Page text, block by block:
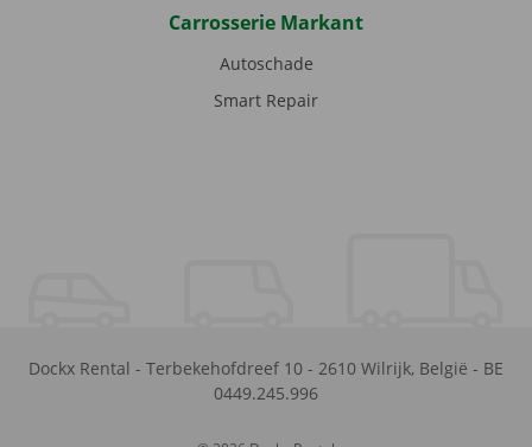
Carrosserie Markant
Autoschade
Smart Repair
Dockx Rental - Terbekehofdreef 10 - 2610 Wilrijk, België - BE
0449.245.996